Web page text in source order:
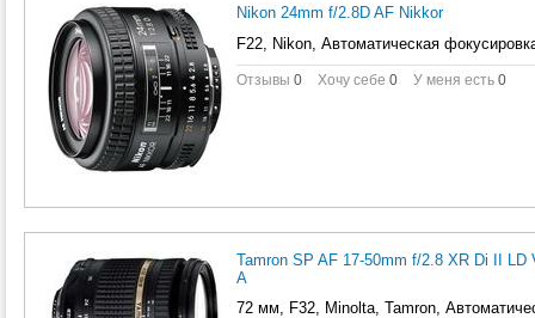
Nikon 24mm f/2.8D AF Nikkor
F22, Nikon, Автоматическая
Отзывы 0 Хочу себе 0 У меня есть 0
Tamron SP AF 17-50mm f/2.8 XR Di II LD
A
72 мм, F32, Minolta, Tamron,